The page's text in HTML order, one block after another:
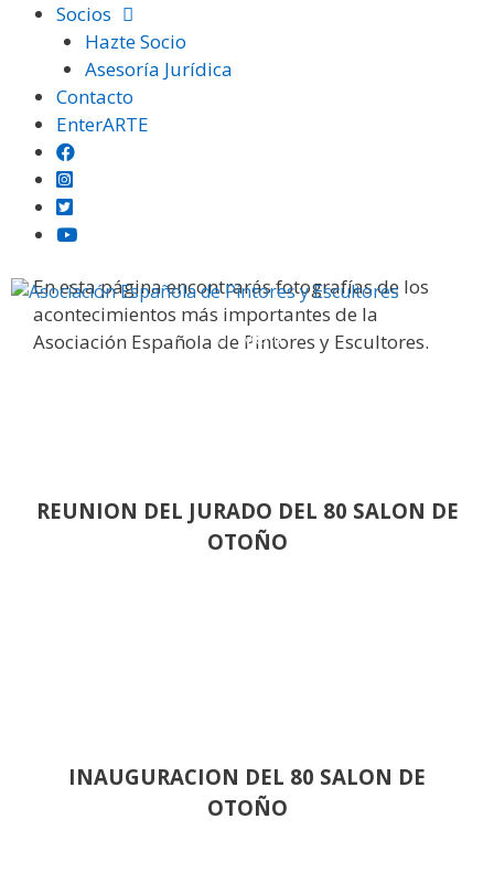
Saltar
contenido
Socios
Hazte Socio
Asesoría Jurídica
Contacto
EnterARTE
Menú
En esta página encontrarás fotografías de los
acontecimientos más importantes de la
Asociación Española de Pintores y Escultores.
REUNION DEL JURADO DEL 80 SALON DE
OTOÑO
INAUGURACION DEL 80 SALON DE
OTOÑO